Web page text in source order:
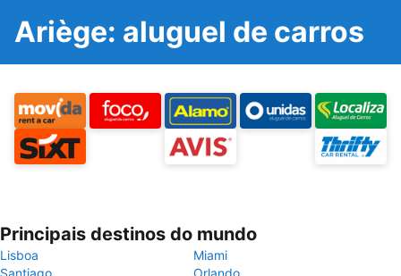
Ariège: aluguel de carros
Principais destinos do mundo
Lisboa
Miami
Santiago
Orlando